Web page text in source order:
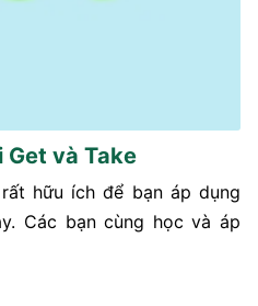
và Take
hữu ích để bạn áp dụng
Các bạn cùng học và áp